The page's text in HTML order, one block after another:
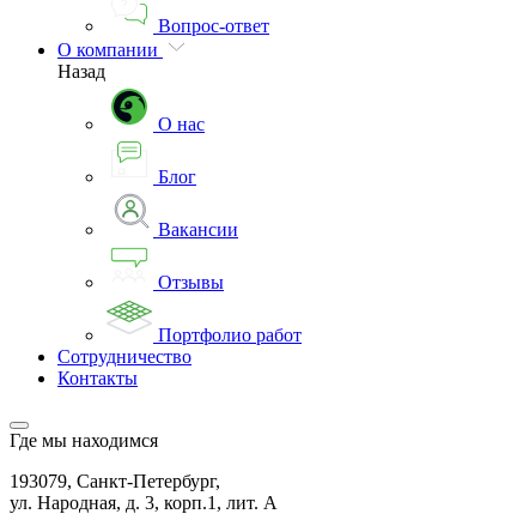
Вопрос-ответ
О компании
Назад
О нас
Блог
Вакансии
Отзывы
Портфолио работ
Сотрудничество
Контакты
Где мы находимся
193079, Санкт-Петербург,
ул. Народная, д. 3, корп.1, лит. А